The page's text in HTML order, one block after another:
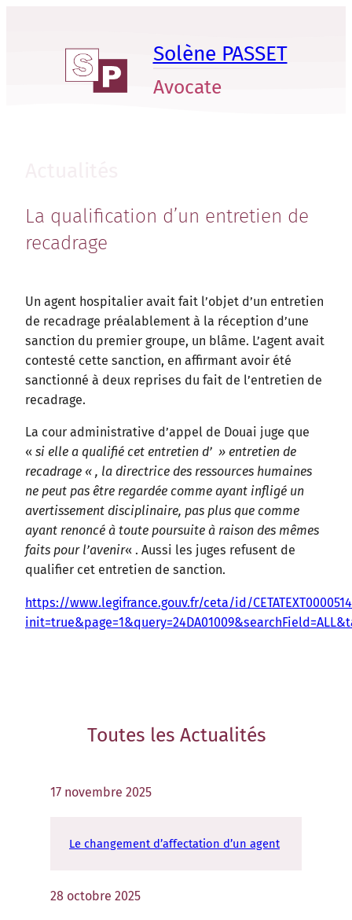
Solène PASSET
Avocate
La qualification d’un entretien de
recadrage
Un agent hospitalier avait fait l’objet d’un entretien
de recadrage préalablement à la réception d’une
sanction du premier groupe, un blâme. L’agent avait
contesté cette sanction, en affirmant avoir été
sanctionné à deux reprises du fait de l’entretien de
recadrage.
La cour administrative d’appel de Douai juge que
« si elle a qualifié cet entretien d’ » entretien de
recadrage « , la directrice des ressources humaines
ne peut pas être regardée comme ayant infligé un
avertissement disciplinaire, pas plus que comme
ayant renoncé à toute poursuite à raison des mêmes
faits pour l’avenir« . Aussi les juges refusent de
qualifier cet entretien de sanction.
https://www.legifrance.gouv.fr/ceta/id/
Toutes les Actualités
17 novembre 2025
Le changement d’affectation d’un agent
28 octobre 2025